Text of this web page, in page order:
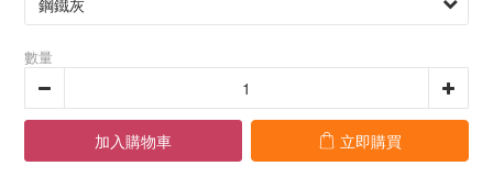
數量
加入購物車 立即購買